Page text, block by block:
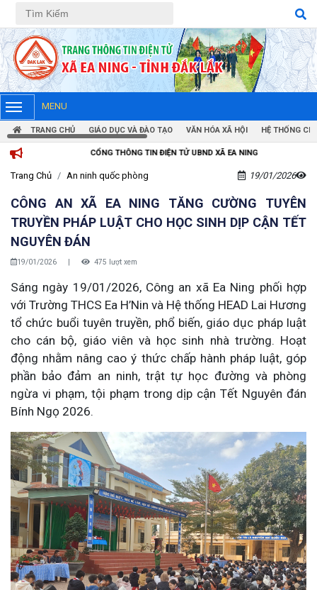
Tiếng Việt Tiếng Anh
MENU
TRANG CHỦ GIÁO DỤC VÀ ĐÀO TẠO VĂN HÓA XÃ HỘI HỆ THỐNG
CỔNG THÔNG TIN ĐIỆN TỬ UBND XÃ EA NING
Trang Chủ An ninh quốc phòng 19/01/2026
CÔNG AN XÃ EA NING TĂNG CƯỜNG TUYÊN
TRUYỀN PHÁP LUẬT CHO HỌC SINH DỊP CẬN TẾT
NGUYÊN ĐÁN
19/01/2026 | 475 lượt xem
Sáng ngày 19/01/2026, Công an xã Ea Ning phối hợp
với Trường THCS Ea H’Nin và Hệ thống HEAD Lai Hương
tổ chức buổi tuyên truyền, phổ biến, giáo dục pháp luật
cho cán bộ, giáo viên và học sinh nhà trường. Hoạt
động nhằm nâng cao ý thức chấp hành pháp luật, góp
phần bảo đảm an ninh, trật tự học đường và phòng
ngừa vi phạm, tội phạm trong dịp cận Tết Nguyên đán
Bính Ngọ 2026.